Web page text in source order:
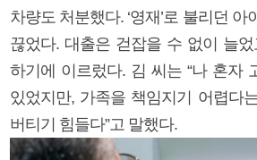
차량도 처분했다. ‘영재’로 불리던
끊었다. 대출은 걷잡을 수 없이 늘
하기에 이르렀다. 김 씨는 “나 혼자
있었지만, 가족을 책임지기 어렵다
버티기 힘들다”고 말했다.